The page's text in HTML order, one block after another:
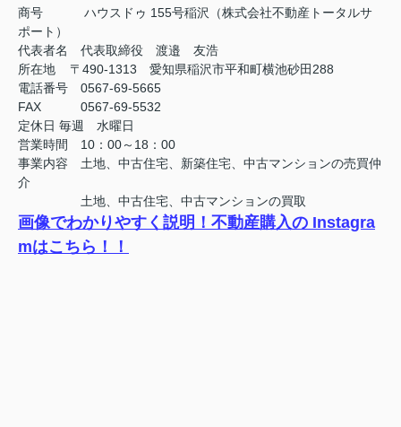
商号
ハウスドゥ 155号稲沢（株式会社不動産トータルサ
ポート）
代表者名 代表取締役 渡邉 友浩
所在地 〒490-1313 愛知県稲沢市平和町横池砂田288
電話番号 0567-69-5665
FAX
0567-69-5532
定休日 毎週 水曜日
営業時間 10：00～18：00
事業内容 土地、中古住宅、新築住宅、中古マンションの売買仲
介
土地、中古住宅、中古マンションの買取
画像でわかりやすく説明！不動産購入の Instagra
mはこちら！！